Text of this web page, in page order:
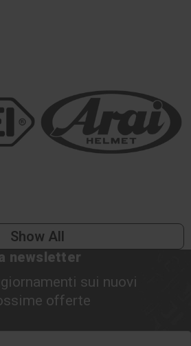
Show All
newsletter
sui nuovi
offerte